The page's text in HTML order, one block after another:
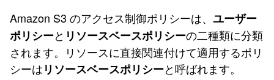
Amazon S3 のアクセス制御ポリシーは、 ユーザー
ポリシーと リソースベースポリシーの二種類に分類
されます。リソースに直接関連付けて適用するポリ
シーはリソースベースポリシーと呼ばれます。